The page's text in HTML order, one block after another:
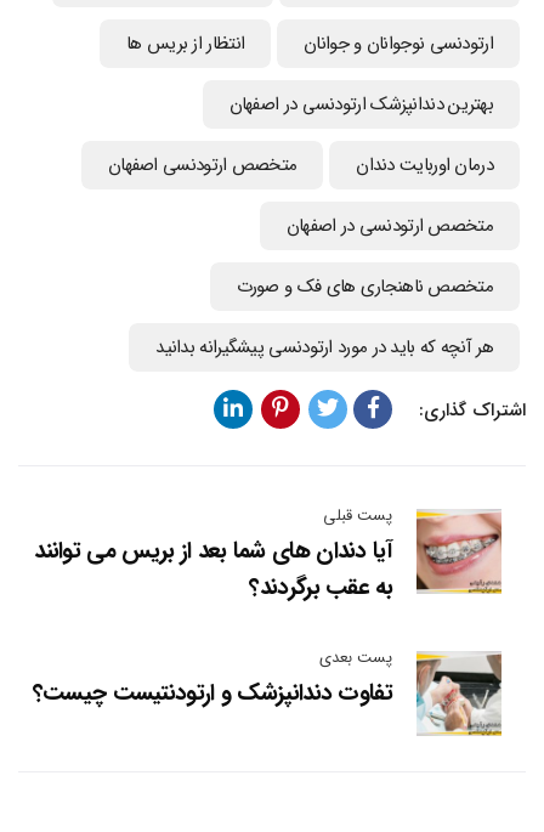
ارتودنسی نوجوانان و جوانان انتظار از بریس ها
بهترین دندانپزشک ارتودنسی در اصفهان
درمان اوربایت دندان متخصص ارتودنسی اصفهان
متخصص ارتودنسی در اصفهان
متخصص ناهنجاری های فک و صورت
هر آنچه که باید در مورد ارتودنسی پیشگیرانه بدانید
اشتراک گذاری:
پست قبلی
آیا دندان های شما بعد از بریس می توانند
به عقب برگردند؟
پست بعدی
تفاوت دندانپزشک و ارتودنتیست چیست؟